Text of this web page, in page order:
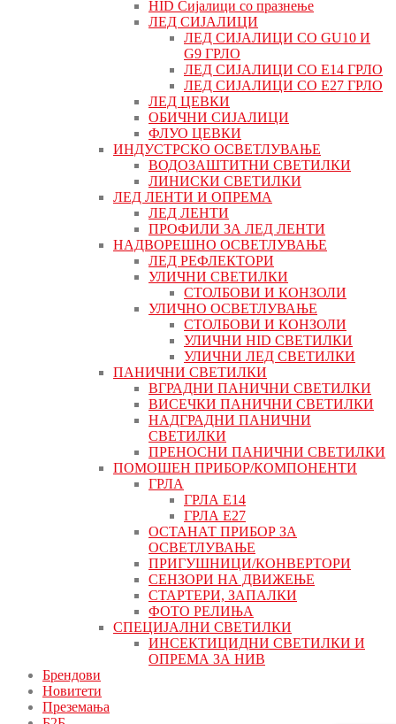
HID Сијалици со празнење
ЛЕД СИЈАЛИЦИ
ЛЕД СИЈАЛИЦИ СО GU10 И
G9 ГРЛО
ЛЕД СИЈАЛИЦИ СО Е14 ГРЛО
ЛЕД СИЈАЛИЦИ СО Е27 ГРЛО
ЛЕД ЦЕВКИ
ОБИЧНИ СИЈАЛИЦИ
ФЛУО ЦЕВКИ
ИНДУСТРСКО ОСВЕТЛУВАЊЕ
ВОДОЗАШТИТНИ СВЕТИЛКИ
ЛИНИСКИ СВЕТИЛКИ
ЛЕД ЛЕНТИ И ОПРЕМА
ЛЕД ЛЕНТИ
ПРОФИЛИ ЗА ЛЕД ЛЕНТИ
НАДВОРЕШНО ОСВЕТЛУВАЊЕ
ЛЕД РЕФЛЕКТОРИ
УЛИЧНИ СВЕТИЛКИ
СТОЛБОВИ И КОНЗОЛИ
УЛИЧНО ОСВЕТЛУВАЊЕ
СТОЛБОВИ И КОНЗОЛИ
УЛИЧНИ HID СВЕТИЛКИ
УЛИЧНИ ЛЕД СВЕТИЛКИ
ПАНИЧНИ СВЕТИЛКИ
ВГРАДНИ ПАНИЧНИ СВЕТИЛКИ
ВИСЕЧКИ ПАНИЧНИ СВЕТИЛКИ
НАДГРАДНИ ПАНИЧНИ
СВЕТИЛКИ
ПРЕНОСНИ ПАНИЧНИ СВЕТИЛКИ
ПОМОШЕН ПРИБОР/КОМПОНЕНТИ
ГРЛА
ГРЛА Е14
ГРЛА Е27
ОСТАНАТ ПРИБОР ЗА
ОСВЕТЛУВАЊЕ
ПРИГУШНИЦИ/КОНВЕРТОРИ
СЕНЗОРИ НА ДВИЖЕЊЕ
СТАРТЕРИ, ЗАПАЛКИ
ФОТО РЕЛИЊА
СПЕЦИЈАЛНИ СВЕТИЛКИ
ИНСЕКТИЦИДНИ СВЕТИЛКИ И
ОПРЕМА ЗА НИВ
Брендови
Новитети
Преземања